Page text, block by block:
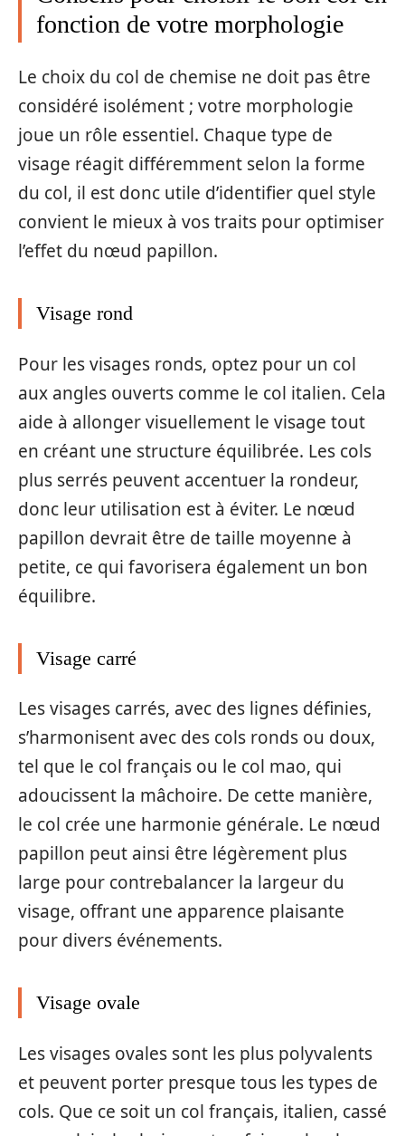
fonction de votre morphologie
Le choix du col de chemise ne doit pas être
considéré isolément ; votre morphologie
joue un rôle essentiel. Chaque type de
visage réagit différemment selon la forme
du col, il est donc utile d’identifier quel style
convient le mieux à vos traits pour optimiser
l’effet du nœud papillon.
Visage rond
Pour les visages ronds, optez pour un col
aux angles ouverts comme le col italien. Cela
aide à allonger visuellement le visage tout
en créant une structure équilibrée. Les cols
plus serrés peuvent accentuer la rondeur,
donc leur utilisation est à éviter. Le nœud
papillon devrait être de taille moyenne à
petite, ce qui favorisera également un bon
équilibre.
Visage carré
Les visages carrés, avec des lignes définies,
s’harmonisent avec des cols ronds ou doux,
tel que le col français ou le col mao, qui
adoucissent la mâchoire. De cette manière,
le col crée une harmonie générale. Le nœud
papillon peut ainsi être légèrement plus
large pour contrebalancer la largeur du
visage, offrant une apparence plaisante
pour divers événements.
Visage ovale
Les visages ovales sont les plus polyvalents
et peuvent porter presque tous les types de
cols. Que ce soit un col français, italien, cassé